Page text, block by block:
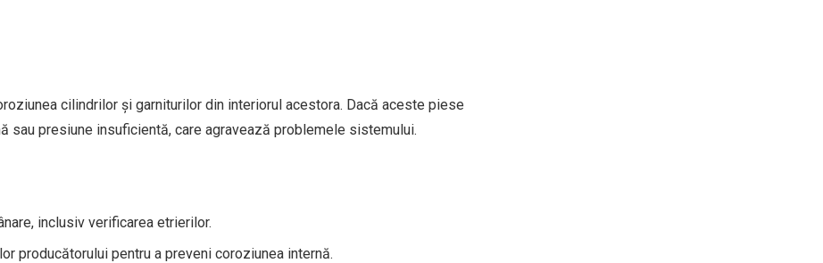
cilindrilor și garniturilor din interiorul acestora. Dacă aceste piese
sau presiune insuficientă, care agravează problemele sistemului.
inclusiv verificarea etrierilor.
producătorului pentru a preveni coroziunea internă.